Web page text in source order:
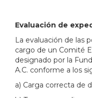
Evaluación de
La evaluación de las
cargo de un Comité
designado por la
A.C. conforme a los
a) Carga correcta de